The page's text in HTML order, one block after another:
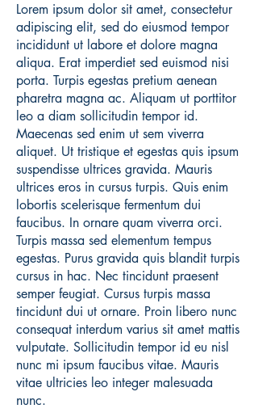
Lorem ipsum dolor sit amet, consectetur
adipiscing elit, sed do eiusmod tempor
incididunt ut labore et dolore magna
aliqua. Erat imperdiet sed euismod nisi
porta. Turpis egestas pretium aenean
pharetra magna ac. Aliquam ut porttitor
leo a diam sollicitudin tempor id.
Maecenas sed enim ut sem viverra
aliquet. Ut tristique et egestas quis ipsum
suspendisse ultrices gravida. Mauris
ultrices eros in cursus turpis. Quis enim
lobortis scelerisque fermentum dui
faucibus. In ornare quam viverra orci.
Turpis massa sed elementum tempus
egestas. Purus gravida quis blandit turpis
cursus in hac. Nec tincidunt praesent
semper feugiat. Cursus turpis massa
tincidunt dui ut ornare. Proin libero nunc
consequat interdum varius sit amet mattis
vulputate. Sollicitudin tempor id eu nisl
nunc mi ipsum faucibus vitae. Mauris
vitae ultricies leo integer malesuada
nunc.